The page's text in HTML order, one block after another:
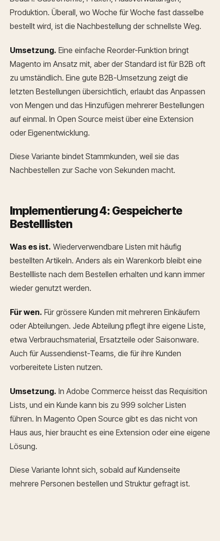
Produktion. Überall, wo Woche für Woche fast dasselbe
bestellt wird, ist die Nachbestellung der schnellste Weg.
Umsetzung. Eine einfache Reorder-Funktion bringt
Magento im Ansatz mit, aber der Standard ist für B2B oft
zu umständlich. Eine gute B2B-Umsetzung zeigt die
letzten Bestellungen übersichtlich, erlaubt das Anpassen
von Mengen und das Hinzufügen mehrerer Bestellungen
auf einmal. In Open Source meist über eine Extension
oder Eigenentwicklung.
Diese Variante bindet Stammkunden, weil sie das
Nachbestellen zur Sache von Sekunden macht.
Implementierung 4: Gespeicherte
Bestelllisten
Was es ist. Wiederverwendbare Listen mit häufig
bestellten Artikeln. Anders als ein Warenkorb bleibt eine
Bestellliste nach dem Bestellen erhalten und kann immer
wieder genutzt werden.
Für wen. Für grössere Kunden mit mehreren Einkäufern
oder Abteilungen. Jede Abteilung pflegt ihre eigene Liste,
etwa Verbrauchsmaterial, Ersatzteile oder Saisonware.
Auch für Aussendienst-Teams, die für ihre Kunden
vorbereitete Listen nutzen.
Umsetzung. In Adobe Commerce heisst das Requisition
Lists, und ein Kunde kann bis zu 999 solcher Listen
führen. In Magento Open Source gibt es das nicht von
Haus aus, hier braucht es eine Extension oder eine eigene
Lösung.
Diese Variante lohnt sich, sobald auf Kundenseite
mehrere Personen bestellen und Struktur gefragt ist.